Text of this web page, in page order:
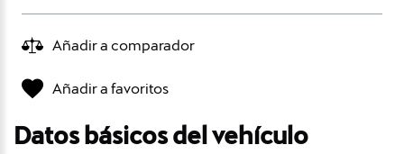
Añadir a comparador
Añadir a favoritos
Datos básicos del vehículo